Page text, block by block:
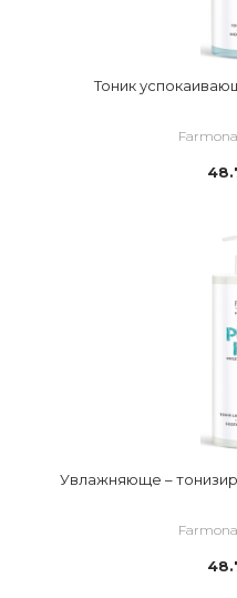
Тоник
Увлажняюще –